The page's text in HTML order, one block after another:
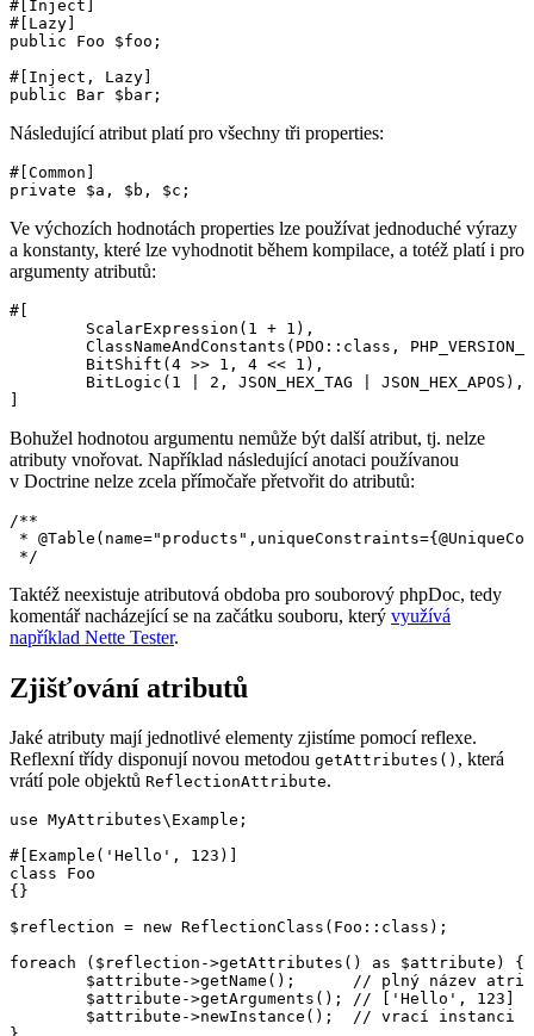
#[Inject]
#[Lazy]
public Foo $foo;
#[Inject, Lazy]
Následující atribut platí pro všechny tři properties:
#[Common]
Ve výchozích hodnotách properties lze používat jednoduché výrazy
a konstanty, které lze vyhodnotit během kompilace, a totéž platí i pro
argumenty atributů:
#[
Bohužel hodnotou argumentu nemůže být další atribut, tj. nelze
atributy vnořovat. Například následující anotaci používanou
v Doctrine nelze zcela přímočaře přetvořit do atributů:
/**
*
Taktéž neexistuje atributová obdoba pro souborový phpDoc, tedy
komentář nacházející se na začátku souboru, který využívá
například Nette Tester.
Zjišťování atributů
Jaké atributy mají jednotlivé elementy zjistíme pomocí reflexe.
Reflexní třídy disponují novou metodou getAttributes() , která
vrátí pole objektů ReflectionAttribute.
use MyAttributes\Example;
#[Example('Hello', 123)]
class Foo
{}
$reflection = new ReflectionClass(Foo::class);
foreach ($reflection->getAttributes() as $attribute) {